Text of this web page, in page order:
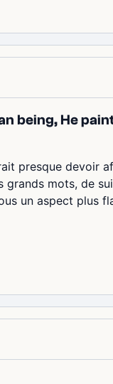
being, He
presque devoir
grands mots, de
un aspect plus